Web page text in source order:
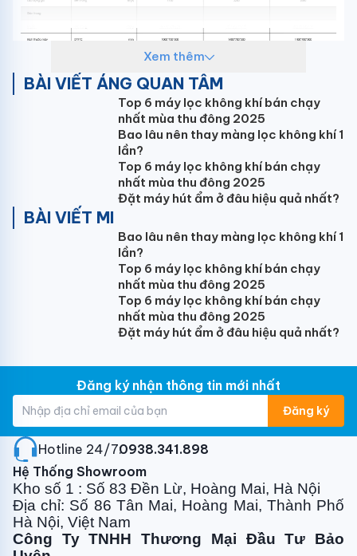
Xem thêm
BÀI VIẾT ÁNG QUAN TÂM
Top 6 máy lọc không khí bán chạy
nhất mùa thu đông 2025
Bao lâu nên thay màng lọc không khí 1
lần?
Top 6 máy lọc không khí bán chạy
nhất mùa thu đông 2025
Đặt máy hút ẩm ở đâu hiệu quả nhất?
BÀI VIẾT MI
Bao lâu nên thay màng lọc không khí 1
lần?
Top 6 máy lọc không khí bán chạy
nhất mùa thu đông 2025
Top 6 máy lọc không khí bán chạy
nhất mùa thu đông 2025
Đặt máy hút ẩm ở đâu hiệu quả nhất?
Đăng ký nhận thông tin mới nhất
Đăng ký
Hotline 24/7:0938.341.898
Hệ Thống Showroom
Kho số 1 : Số 83 Đền Lừ, Hoàng Mai, Hà Nội
Địa chỉ: Số 86 Tân Mai, Hoàng Mai, Thành Phố
Hà Nội, Việt Nam
Công Ty TNHH Thương Mại Đầu Tư Bảo